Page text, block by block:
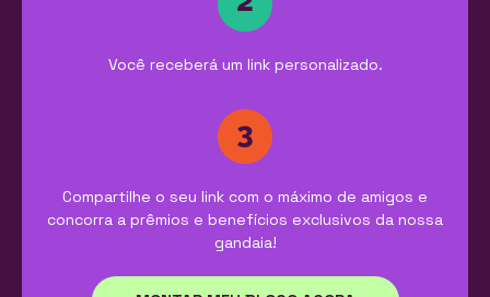
Você receberá um link personalizado.
Compartilhe o seu link com o máximo de amigos e
concorra a prêmios e benefícios exclusivos da nossa
gandaia!